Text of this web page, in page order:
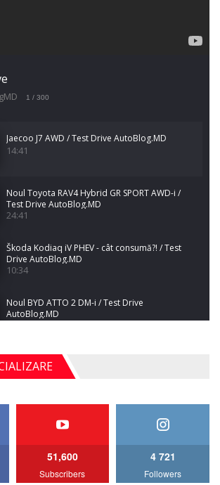
1 / 300
Jaecoo J7 AWD / Test Drive AutoBlog.MD
14:41
Noul Toyota RAV4 Hybrid GR SPORT AWD-i /
Test Drive AutoBlog.MD
24:41
Škoda Kodiaq iV PHEV - cât consumă?! / Test
Drive AutoBlog.MD
10:34
Noul BYD ATTO 2 DM-i / Test Drive
AutoBlog.MD
17:35
Noul Mercedes-Benz S-Class facelift (S 580
4MATIC V223) / Test Drive AutoBlog.MD
27:33
AutoBlog.MD
51,600
Subscribers
4 721
Followers